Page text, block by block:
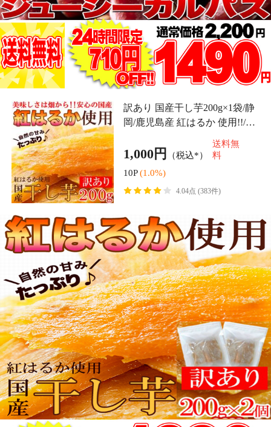
7/9より発送開始です！！お徳用☆
こんにゃくジャーキー☆ダイエッ
ト おしゃぶりこんにゃく おつま
2,000円（税込*） 料
20P (1.0%)
4.47点 (39件)
まるでわらび餅!!【お徳用】こん
にゃくで作ったわらび餅130g×5袋
（黒蜜・きなこ付き） メール便 p
2,480円（税込*） 料
(1.0%)
4.71点 (7件)